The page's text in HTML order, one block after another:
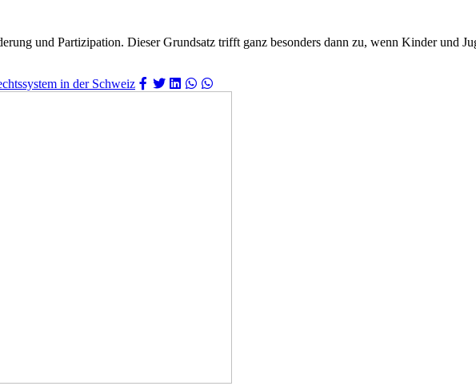
und Partizipation. Dieser Grundsatz trifft ganz besonders dann zu, wenn Kinder und
in der Schweiz